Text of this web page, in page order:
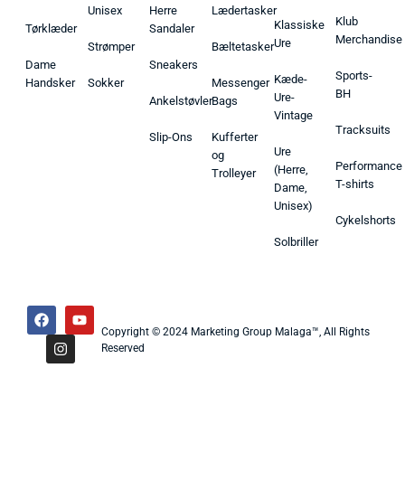
Tørklæder
Dame
Handsker
Unisex
Strømper
Sokker
Herre
Sandaler
Sneakers
Ankelstøvler
Slip-Ons
Lædertasker
Bæltetasker
Messenger
Bags
Kufferter
og
Trolleyer
Klassiske
Ure
Kæde-
Ure-
Vintage
Ure
(Herre,
Dame,
Unisex)
Solbriller
Klub
Merchandise
Sports-
BH
Tracksuits
Performance
T-shirts
Cykelshorts
Copyright © 2024 Marketing Group Malaga™, All Rights
Reserved